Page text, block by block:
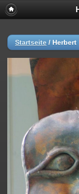
Startseite / Herbert